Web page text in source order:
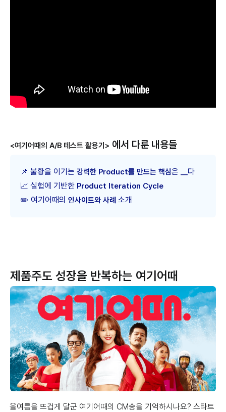
<여기어때의 A/B 테스트 활용기> 에서 다룬 내용들
📌 불황을 이기는 강력한 Product를 만드는 핵심은 __다
📈 실험에 기반한 Product Iteration Cycle
✏️ 여기어때의 인사이트와 사례 소개
제품주도 성장을 반복하는 여기어때
올여름을 뜨겁게 달군 여기어때의 CM송을 기억하시나요? 스타트